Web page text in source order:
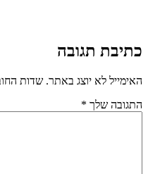
כתיבת תגובה
האימייל לא יוצג באתר. שדות
התגובה שלך *